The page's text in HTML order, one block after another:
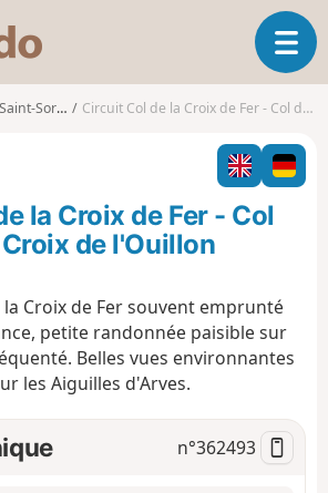
s
o
o
O
u
v
i
r
l
g
a
o
Saint-Sorlin-d'Arves Circuit Col de la Croix de Fer - Col de Bellard - Croix de l'Ouillon
la Croix de Fer - Col
de l'Ouillon
Croix de Fer souvent emprunté
petite randonnée paisible sur
Belles vues environnantes
les Aiguilles d'Arves.
n°362493